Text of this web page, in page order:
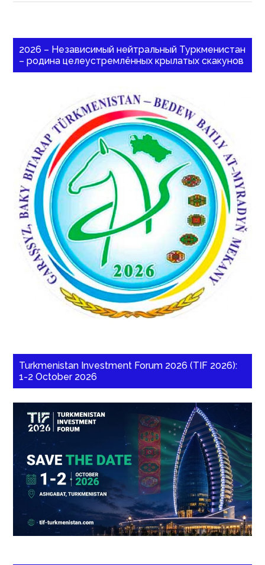
2026 – Независимый нейтральный Туркменистан
– родина целеустремлённых крылатых скакунов
Turkmenistan Investment Forum 2026 (TIF 2026):
1-2 October 2026